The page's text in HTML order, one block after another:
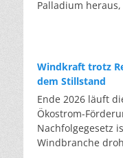
Palladium
tausend Grad
industriellen
Start-up
Hitze auskommt:
Metalle bei 50 bis
einzuschmelzen.
Windkraft trotz
dem Stillstand
Ende 2026 läuft
Ökostrom-
Nachfolgegesetz
Windbranche